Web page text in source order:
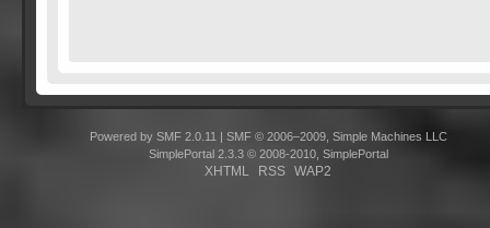
Powered by SMF 2.0.11
SMF © 2006–2009, Simple Machines LLC
SimplePortal 2.3.3 © 2008-2010, SimplePortal
XHTML RSS WAP2